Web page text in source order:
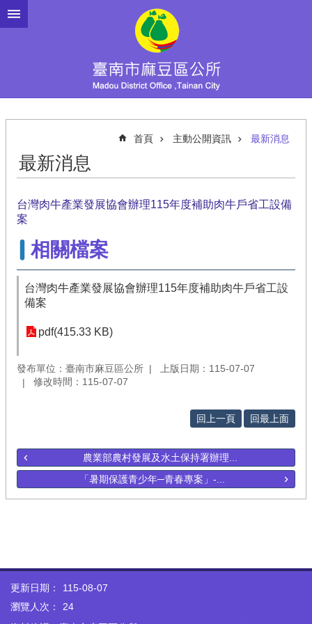
跳到主要內容區塊
首頁 主動公開資訊 最新消息
最新消息
台灣肉牛產業發展協會辦理115年度補助肉牛戶省工設備
案
相關檔案
台灣肉牛產業發展協會辦理115年度補助肉牛戶省工設
備案
pdf(415.33 KB)
發布單位：臺南市麻豆區公所
上版日期：115-07-07
修改時間：115-07-07
回上一頁 回最上面
農業部農村發展及水土保持署辦理...
「暑期保護青少年─青春專案」-...
更新日期：
115-08-07
瀏覽人次：
24